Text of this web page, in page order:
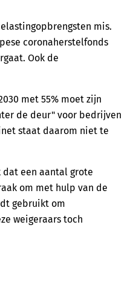
mis.
coronaherstelfonds
Ook de
met 55% moet zijn
de deur" voor bedrijven
staat daarom niet te
dat een aantal grote
om met hulp van de
gebruikt om
weigeraars toch